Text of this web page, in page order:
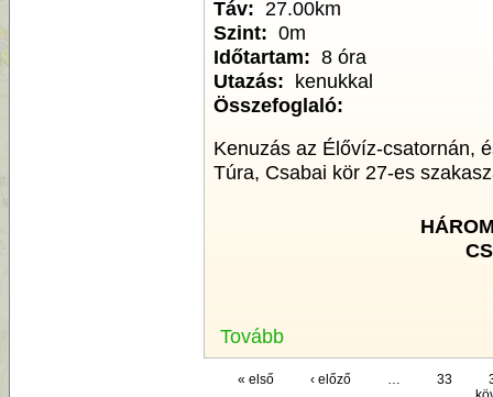
Táv: 27.00km
Szint: 0m
Időtartam: 8 óra
Utazás: kenukkal
Összefoglaló:
Kenuzás az Élővíz-csatornán,
Túra, Csabai kör 27-es
Tovább
« első ‹ előző … 33